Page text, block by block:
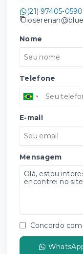
(21) 97405-0590
Nome
Telefone
E-mail
Mensagem
Concordo com